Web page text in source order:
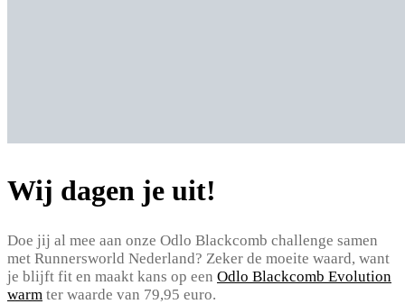
Wij dagen je uit!
Doe jij al mee aan onze Odlo Blackcomb challenge samen
met Runnersworld Nederland? Zeker de moeite waard, want
je blijft fit en maakt kans op een Odlo Blackcomb Evolution
warm ter waarde van 79,95 euro.